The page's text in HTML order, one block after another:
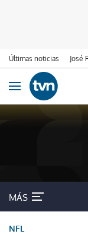
Últimas noticias José
Ir al contenido
Obrir navegació
MÁS
NFL